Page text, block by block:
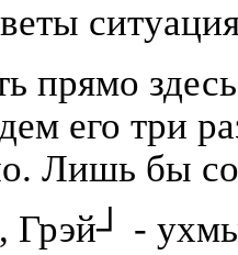
прямо
его три
Лишь бы
Грэй┘ -